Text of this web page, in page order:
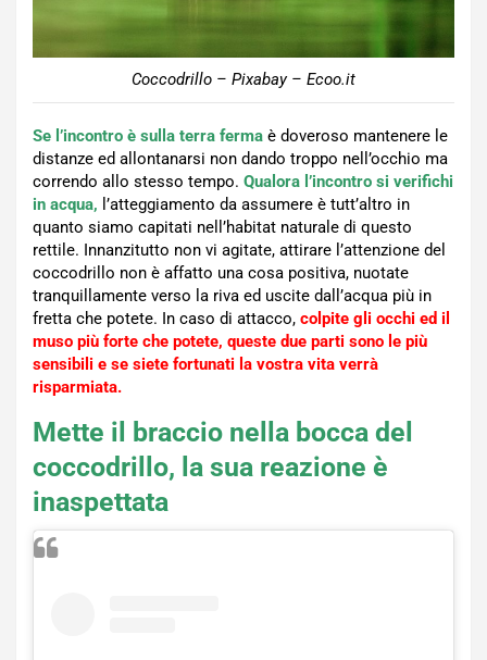
Coccodrillo – Pixabay – Ecoo.it
Se l’incontro è sulla terra ferma è doveroso mantenere le
distanze ed allontanarsi non dando troppo nell’occhio ma
correndo allo stesso tempo. Qualora l’incontro si verifichi
in acqua, l’atteggiamento da assumere è tutt’altro in
quanto siamo capitati nell’habitat naturale di questo
rettile. Innanzitutto non vi agitate, attirare l’attenzione del
coccodrillo non è affatto una cosa positiva, nuotate
tranquillamente verso la riva ed uscite dall’acqua più in
fretta che potete. In caso di attacco, colpite gli occhi ed il
muso più forte che potete, queste due parti sono le più
sensibili e se siete fortunati la vostra vita verrà
risparmiata.
Mette il braccio nella bocca del
coccodrillo, la sua reazione è
inaspettata